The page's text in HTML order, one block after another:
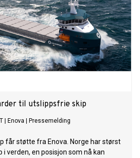
til utslippsfrie skip
Enova Pressemelding
får støtte fra Enova. Norge har størst
verden, en posisjon som nå kan